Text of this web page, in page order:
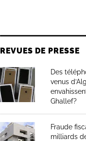
REVUES DE PRESSE
Des
venus
Ghallef?
Fraude
milliards